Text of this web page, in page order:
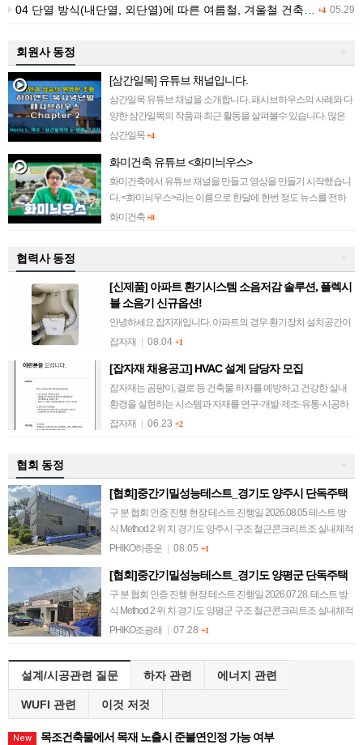
+4 05.29
04 단열 방식(내단열, 외단열)에 따른 여름철, 겨울철 건축물 적외선 촬영
회원사 동정
[삼간일목] 유튜브 채널입니다.
삼간일목 유튜브 채널을 소개합니다. 패시브하우스의 사례와 다
양한 삼간일목의 작품과 최근 활동을 살펴볼수 있습니다. 많은
관심 부탁드립니다~ ||||||||||||
삼간일목+4
화미건축 유튜브 <화미늬우스>
화미건축에서 유튜브 채널을 만들고 영상을 만들기 시작했습니
다. <화미늬우스>라는 이름으로 한달에 한번 정도 뉴스를 전하
려 합니다. 많은 관심 부탁드립니다~~ ||||||||||||
화미건축+8
협력사 동정
[신제품] 아파트 환기시스템 소음저감 솔루션, 플렉시
블 소음기 신규옵션!
안녕하세요 잡자재입니다. 아파트의 경우 환기장치 설치공간이
협소하여 소음기 적용이 안 된 세대가 대부분입니다. 환기장치의
벤트 플렉시블 소음기의 규격을…
잡자재 08.04 +1
[잡자재 채용공고] HVAC 설계 담당자 모집
잡자재는 곰팡이, 결로 등 건축물 하자를 예방하고 건강한 실내
환경을 실현하는 시스템과 자재를 연구·개발·제조·유통·시공하
는 기업입니다. 앞으로의 도전을 함께할 새로운 동료를 기다립니
잡자재 06.23 +2
협회 동정
[협회]중간기밀성능테스트_경기도 양주시 단독주택
구 분 협회 인증 진행 현장 테스트 진행일 2026.08.05 테스트 방
식 Method 2 위 치 경기도 양주시 구조 철근콘크리트조 실내체적
567.6 m³ 연면적 171 m² 테스트 결과 감압 0.6회/h 이하 @…
PHIKO하종운 08.05 +1
[협회]중간기밀성능테스트_경기도 양평군 단독주택
구 분 협회 인증 진행 현장 테스트 진행일 2026.07.28. 테스트 방
식 Method 2 위 치 경기도 양평군 구조 철근콘크리트조 실내체적
538.8 m³ 연면적 122.12 m² 테스트 결과 감압 0.6 회/h…
PHIKO조광래 07.28 +1
설계/시공관련 질문 하자 관련 에너지 관련
WUFI 관련 이것 저것
New 목조건축물에서 목재 노출시 준불연인정 가능 여부